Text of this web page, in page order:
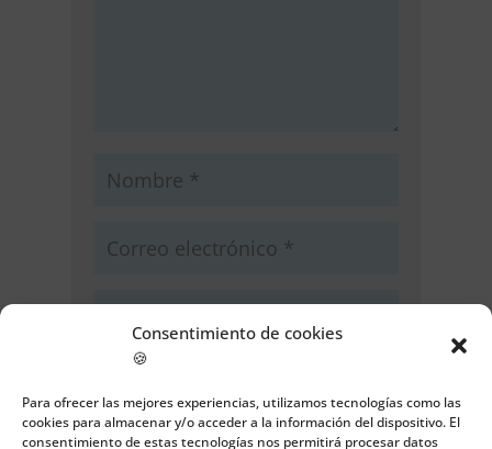
Consentimiento de cookies
🍪
Para ofrecer las mejores experiencias, utilizamos tecnologías como las
cookies para almacenar y/o acceder a la información del dispositivo. El
consentimiento de estas tecnologías nos permitirá procesar datos
Guarda mi nombre, correo
electrónico y web en este navegador
para la próxima vez que comente.